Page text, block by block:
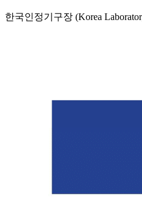
한국인정기구장 (Korea